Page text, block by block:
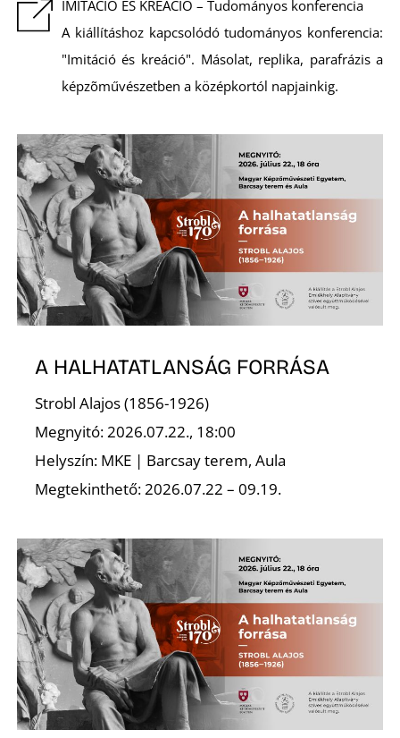
IMITÁCIÓ ÉS KREÁCIÓ – Tudományos konferencia
A kiállításhoz kapcsolódó tudományos konferencia:
"Imitáció és kreáció". Másolat, replika, parafrázis a
képzõművészetben a középkortól napjainkig.
A HALHATATLANSÁG FORRÁSA
Strobl Alajos (1856-1926)
Megnyitó: 2026.07.22., 18:00
Helyszín: MKE | Barcsay terem, Aula
Megtekinthető: 2026.07.22 – 09.19.